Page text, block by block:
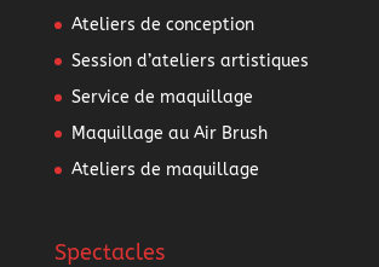
Ateliers de conception
Session d’ateliers artistiques
Service de maquillage
Maquillage au Air Brush
Ateliers de maquillage
Spectacles